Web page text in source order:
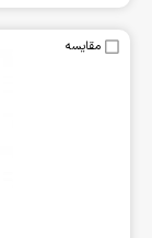
مقایسه